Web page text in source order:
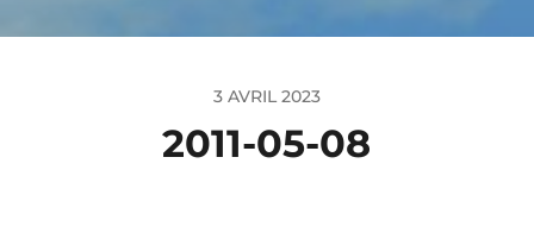
3 AVRIL 2023
2011-05-08